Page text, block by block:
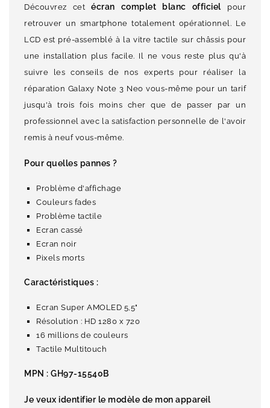
Découvrez cetécran complet blanc officiel
pour
retrouver un smartphone totalement opérationnel. Le
LCD est pré-assemblé à la vitre tactile sur châssis pour
une installation plus facile. Il ne vous reste plus qu'à
suivre les conseils de nos experts pour réaliser la
réparation Galaxy Note 3 Neo vous-même pour un tarif
jusqu'à trois fois moins cher que de passer par un
professionnel avec la satisfaction personnelle de l'avoir
remis à neuf vous-même.
Pour quelles pannes ?
Problème d'affichage
Couleurs fades
Problème tactile
Ecran cassé
Ecran noir
Pixels morts
Caractéristiques :
Ecran Super AMOLED 5,5"
Résolution : HD 1280 x 720
16 millions de couleurs
Tactile Multitouch
MPN : GH97-15540B
Je veux identifier le modèle de mon appareil